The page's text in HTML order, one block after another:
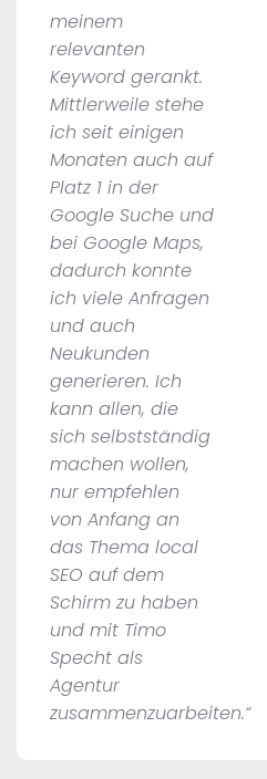
meinem
relevanten
Keyword gerankt.
Mittlerweile stehe
ich seit einigen
Monaten auch auf
Platz 1 in der
Google Suche und
bei Google Maps,
dadurch konnte
ich viele Anfragen
und auch
Neukunden
generieren. Ich
kann allen, die
sich selbstständig
machen wollen,
nur empfehlen
von Anfang an
das Thema local
SEO auf dem
Schirm zu haben
und mit Timo
Specht als
Agentur
zusammenzuarbeiten.“